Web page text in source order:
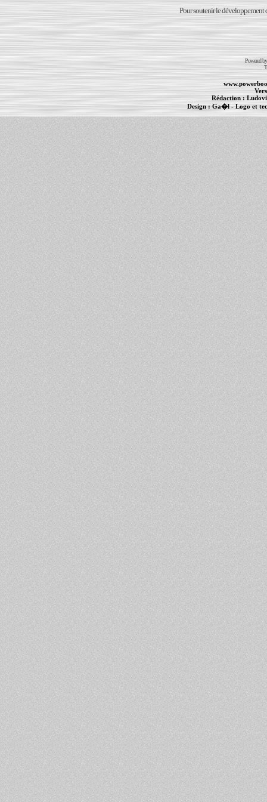
Pour soutenir le développement
Powered
Rédaction :
Design :Ga�l- Logo et
PowerBook